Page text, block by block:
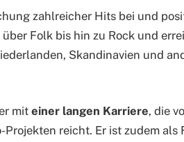
zahlreicher Hits bei und
Folk bis hin zu Rock und
Skandinavien und
mit einer langen Karriere, die
reicht. Er ist zudem als